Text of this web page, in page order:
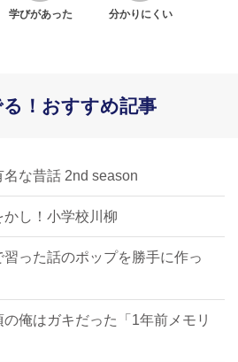
学びがあった 分かりにくい
！おすすめ記事
名な昔話 2nd season
かし！小学校川柳
習った話のポップを勝手に作っ
の俺はガキだった「1年前メモリ